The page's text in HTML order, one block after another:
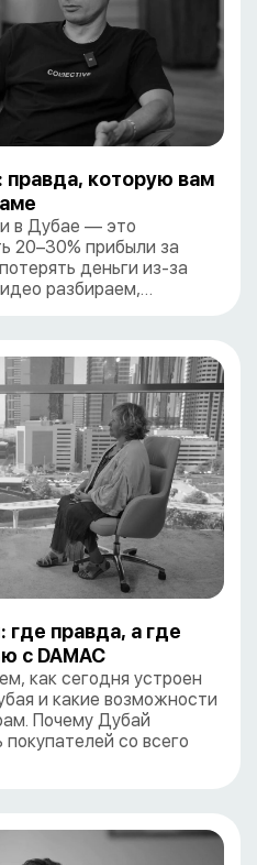
которую вам
в Дубае — это
20–30% прибыли за
деньги из-за
разбираем,…
правда, а где
с DAMAC
как сегодня устроен
и какие возможности
Почему Дубай
со всего